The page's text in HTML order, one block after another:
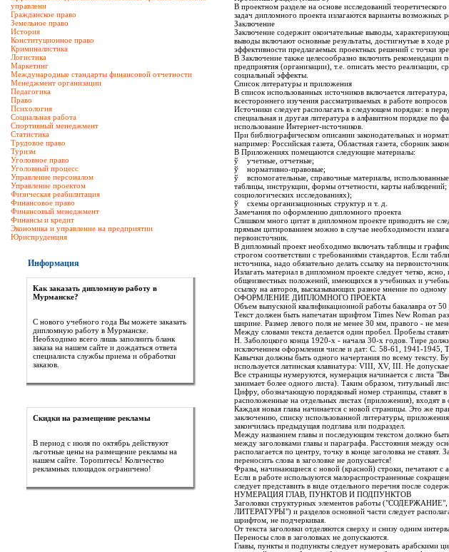
управлени
Гражданское право
Земельное право
История
Конституционное право
Криминалистика
Логистика
Маркетинг
Международные стандарты финансовой отчетности
Менеджмент организации
Педагогика
Право
Психология
Социальная работа
Спортивный менеджмент
Статистика
Трудовое право
Туризм
Уголовное право
Уголовный процесс
Управление персоналом
Управление проектом
Физическая реабилитация
Финансовое право
Финансовый менеджмент
Финансы и кредит
Экономика и управление на предприятии
Юриспруденция
Информация
Как заказать дипломную работу в
Мурманске?
С нового учебного года Вы можете заказать
дипломную работу в Мурманске.
Необходимо всего лишь заполнить бланк
заказа на нашем сайте и дождаться ответа
специалиста службы приема и обработки
заказов.
Скидки на размещение рекламы
В период с июля по октябрь действуют
льготные цены на размещение рекламы на
нашем сайте. Торопитесь! Количество
рекламных площадок ограничено!
В проектном разделе на основе исследований
задач дипломного проекта излагаются варианты возможных
Заключение
Заключение содержит окончательные выводы,
выводы включают основные результаты, достигнутые в ходе
эффективности предлагаемых проектных решений с точки
В Заключение также целесообразно включить рекомендации
предприятия (организации), т.е. описать место реализации,
социальный эффекты.
Список литературы и приложения
В список использованных источников включается
всестороннего изучения рассматриваемых в работе
Источники следует располагать в следующем порядке: в
специальная и другая литература в алфавитном порядке по
использование Интернет-источников.
При библиографическом описании законодательных и
например: Российская газета, Областная газета, сборник
В Приложениях помещаются следующие материалы:
ў учетные, отчетные;
ў нормативно-правовые;
ў вспомогательные, справочные материалы,
таблицы, инструкции, формы отчетности, карты
социологических исследованиях);
ў схемы организационных структур и т. д.
Замечания по оформлению дипломного проекта
Слишком много цитат в дипломном проекте приводить не
прямым цитированием можно в случае необходимости
первоисточник.
В дипломный проект необходимо включать таблицы и
строгом соответствии с требованиями стандартов. Если
источника, надо обязательно делать ссылку на
Излагать материал в дипломном проекте следует четко,
общеизвестных положений, имеющихся в учебниках и
ссылку на авторов, высказывающих разное мнение по
ОФОРМЛЕНИЕ ДИПЛОМНОГО ПРОЕКТА
Объем выпускной квалификационной работы бакалавра от
Текст должен быть напечатан шрифтом Times New Roman
ширине. Размер левого поля не менее 30 мм, правого - не
Между словами текста делается один пробел. Пробелы
Н. Заболоцкого конца 1920-х - начала 30-х годов. Тире
исключением оформления числе и дат: С. 58-61, 1941-1945,
Кавычки должны быть одного начертания по всему тексту.
используется латинская клавиатура: VIII, XV, III. Не
Все страницы нумеруются, нумерация начинается с листа
занимает более одного листа). Таким образом, титульный
Цифру, обозначающую порядковый номер страницы, ставят
расположенные на отдельных листах (приложения), входят
Каждая новая глава начинается с новой страницы. Это же
заключению, списку использованной литературы,
закончилась предыдущая подглава или подраздел.
Между названием главы и последующим текстом должно
между заголовками главы и параграфа. Расстояния между
располагается по центру, точку в конце заголовка не
переносить слова в заголовке не допускается!
Фразы, начинающиеся с новой (красной) строки, печатают с
Если в работе используются малораспространенные
следует представить в виде отдельного перечня после
НУМЕРАЦИЯ ГЛАВ, ПУНКТОВ И ПОДПУНКТОВ
Заголовки структурных элементов работы
ЛИТЕРАТУРЫ") и разделов основной части следует
шрифтом, не подчеркивая.
От текста заголовки отделяются сверху и снизу одним
Переносы слов в заголовках не допускаются.
Главы, пункты и подпункты следует нумеровать арабскими